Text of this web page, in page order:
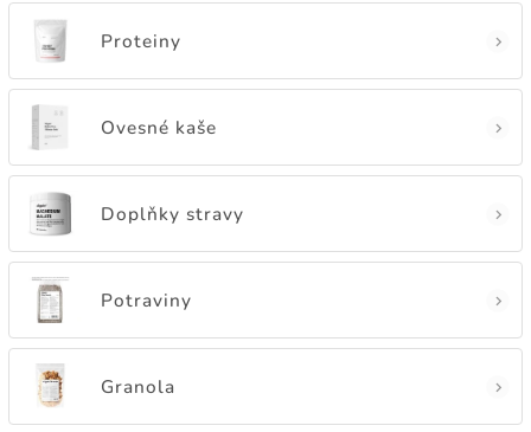
Proteiny
Ovesné kaše
Doplňky stravy
Potraviny
Granola